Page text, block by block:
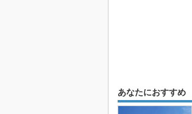
あなたにおすすめ